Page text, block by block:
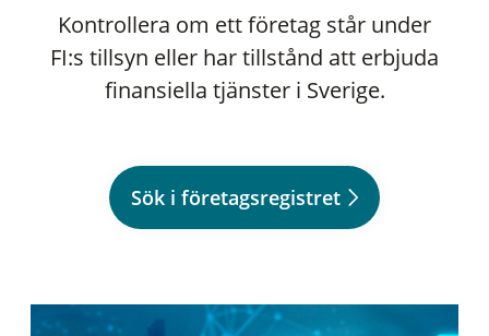
Kontrollera om ett företag står under
FI:s tillsyn eller har tillstånd att erbjuda
finansiella tjänster i Sverige.
Sök i företagsregistret